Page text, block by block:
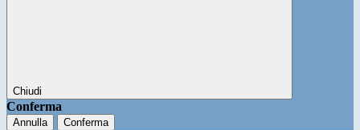
Chiudi
Conferma
Annulla Conferma